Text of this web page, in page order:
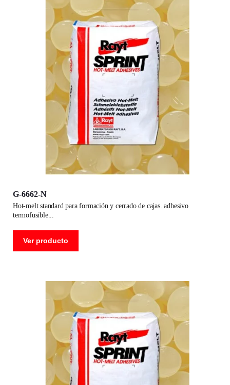
G-6662-N
hot-melt standard para formación y cerrado de cajas. adhesivo
termofusible
Ver producto